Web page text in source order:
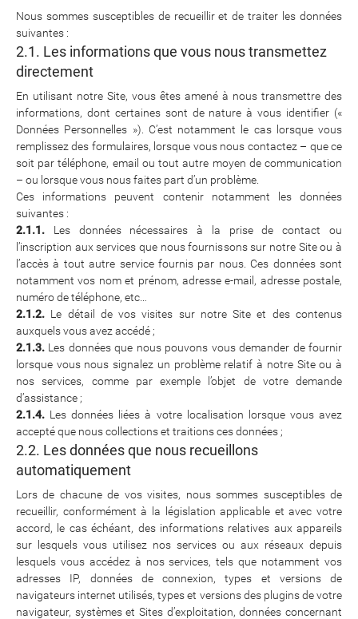
Nous sommes susceptibles de recueillir et de traiter les données
suivantes :
2.1. Les informations que vous nous transmettez
directement
En utilisant notre Site, vous êtes amené à nous transmettre des
informations, dont certaines sont de nature à vous identifier («
Données Personnelles »). C’est notamment le cas lorsque vous
remplissez des formulaires, lorsque vous nous contactez – que ce
soit par téléphone, email ou tout autre moyen de communication
– ou lorsque vous nous faites part d’un problème.
Ces informations peuvent contenir notamment les données
suivantes :
2.1.1. Les données nécessaires à la prise de contact ou
l’inscription aux services que nous fournissons sur notre Site ou à
l’accès à tout autre service fournis par nous. Ces données sont
notamment vos nom et prénom, adresse e-mail, adresse postale,
numéro de téléphone, etc…
2.1.2. Le détail de vos visites sur notre Site et des contenus
auxquels vous avez accédé ;
2.1.3. Les données que nous pouvons vous demander de fournir
lorsque vous nous signalez un problème relatif à notre Site ou à
nos services, comme par exemple l’objet de votre demande
d’assistance ;
2.1.4. Les données liées à votre localisation lorsque vous avez
accepté que nous collections et traitions ces données ;
2.2. Les données que nous recueillons
automatiquement
Lors de chacune de vos visites, nous sommes susceptibles de
recueillir, conformément à la législation applicable et avec votre
accord, le cas échéant, des informations relatives aux appareils
sur lesquels vous utilisez nos services ou aux réseaux depuis
lesquels vous accédez à nos services, tels que notamment vos
adresses IP, données de connexion, types et versions de
navigateurs internet utilisés, types et versions des plugins de votre
navigateur, systèmes et Sites d’exploitation, données concernant